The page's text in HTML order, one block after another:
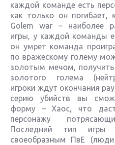
каждой команде есть
как только он погибает,
Golem war – наиболее
игры, у каждой команды
он умрет команда
по вражескому голему
золотым мечом,
золотого голема
игроки ждут окончания
серию убийств вы
форму – Хаос, что
персонажу
Последний тип игры
своеобразным ПвЕ